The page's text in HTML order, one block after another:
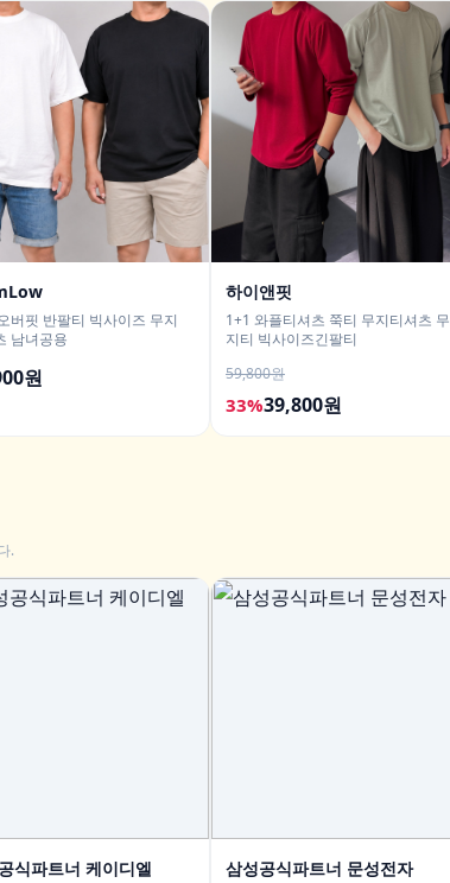
버핏 반팔티 빅사이즈 무지
남녀공용
원
하이앤핏
1+1 와플티셔츠 쭉티 무지티셔츠 무
지티 빅사이즈긴팔티
59,800원
33%39,800원
.
식파트너 케이디엘 삼성공식파트너 문성전자